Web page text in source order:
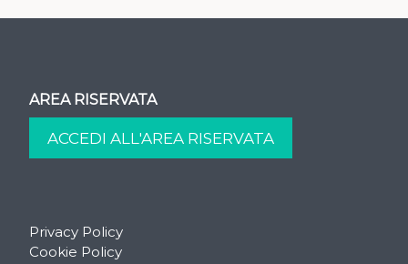
AREA RISERVATA
Privacy Policy
Cookie Policy